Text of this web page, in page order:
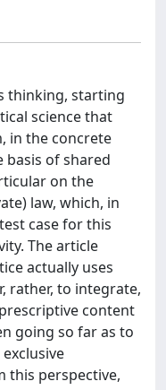
thinking, starting
science that
in the concrete
basis of shared
on the
law, which, in
case for this
The article
actually uses
rather, to integrate,
content
going so far as to
this perspective,